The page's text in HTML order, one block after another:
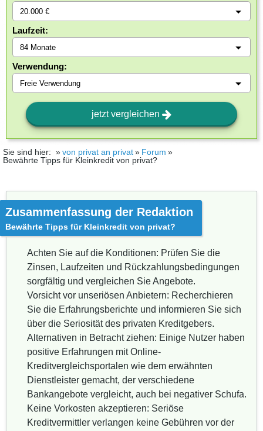
Laufzeit:
Verwendung:
jetzt vergleichen
Sie sind hier: von privat an privat
Forum
Bewährte Tipps für Kleinkredit von privat?
Zusammenfassung der Redaktion
Bewährte Tipps für Kleinkredit von privat?
Achten Sie auf die Konditionen: Prüfen Sie die
Zinsen, Laufzeiten und Rückzahlungsbedingungen
sorgfältig und vergleichen Sie Angebote.
Vorsicht vor unseriösen Anbietern: Recherchieren
Sie die Erfahrungsberichte und informieren Sie sich
über die Seriosität des privaten Kreditgebers.
Alternativen in Betracht ziehen: Einige Nutzer haben
positive Erfahrungen mit Online-
Kreditvergleichsportalen wie dem erwähnten
Dienstleister gemacht, der verschiedene
Bankangebote vergleicht, auch bei negativer Schufa.
Keine Vorkosten akzeptieren: Seriöse
Kreditvermittler verlangen keine Gebühren vor der